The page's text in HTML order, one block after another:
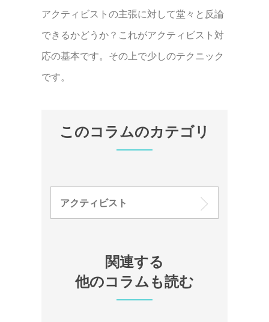
アクティビストの主張に対して堂々と反論
できるかどうか？これがアクティビスト対
応の基本です。その上で少しのテクニック
です。
このコラムのカテゴリ
アクティビスト
関連する
他のコラムも読む